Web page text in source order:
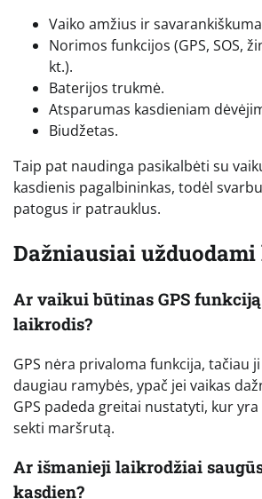
Vaiko amžius ir
Norimos funkcijos (GPS, SOS,
kt.).
Baterijos trukmė.
Atsparumas kasdieniam
Biudžetas.
Taip pat naudinga pasikalbėti su
kasdienis pagalbininkas, todėl
patogus ir patrauklus.
Dažniausiai
Ar vaikui būtinas GPS
laikrodis?
GPS nėra privaloma funkcija, tačiau
daugiau ramybės, ypač jei vaikas
GPS padeda greitai nustatyti, kur
sekti maršrutą.
Ar išmanieji laikrodžiai
kasdien?